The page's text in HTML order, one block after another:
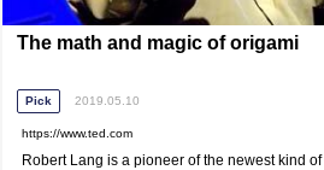
The math and magic of origami
Pick 2019.05.10
https://www.ted.com
Robert Lang is a pioneer of the newest kind